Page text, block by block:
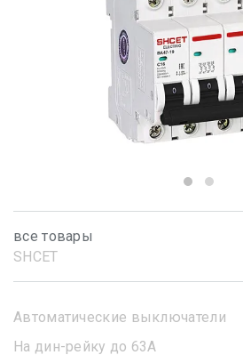
все товары
SHСET
Автоматические выключатели
На дин-рейку до 63А